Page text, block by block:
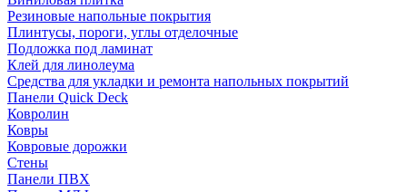
Резиновые напольные покрытия
Плинтусы, пороги, углы отделочные
Подложка под ламинат
Клей для линолеума
Средства для укладки и ремонта напольных покрытий
Панели Quick Deck
Ковролин
Ковры
Ковровые дорожки
Стены
Панели ПВХ